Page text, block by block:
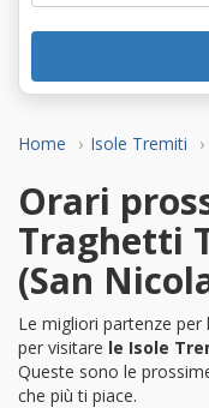
Home Isole Tremiti
Orari
Traghetti
(San
Le migliori partenze per
per visitare le Isole
Queste sono le
che più ti piace.